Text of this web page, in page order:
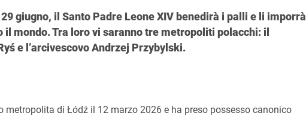
giugno, il Santo Padre Leone XIV benedirà i palli e li imporrà
mondo. Tra loro vi saranno tre metropoliti polacchi: il
e l’arcivescovo Andrzej Przybylski.
di Łódź il 12 marzo 2026 e ha preso possesso canonico